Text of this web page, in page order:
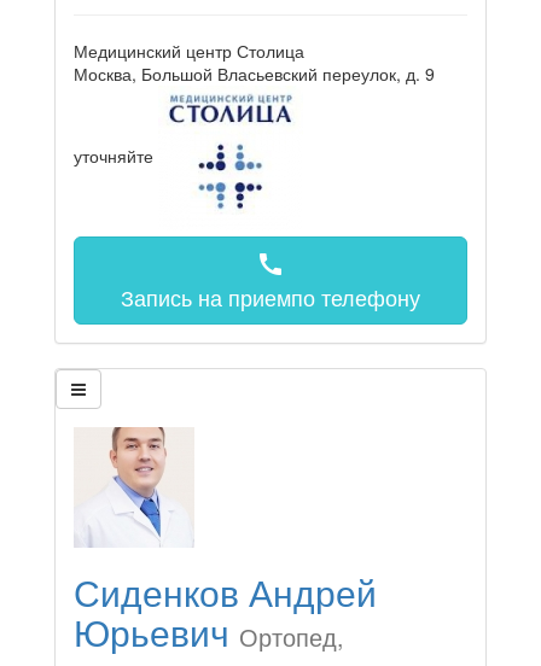
Медицинский центр Столица
Москва, Большой Власьевский переулок, д. 9
уточняйте
call
Запись на приемпо телефону
Сиденков Андрей
Юрьевич Ортопед,